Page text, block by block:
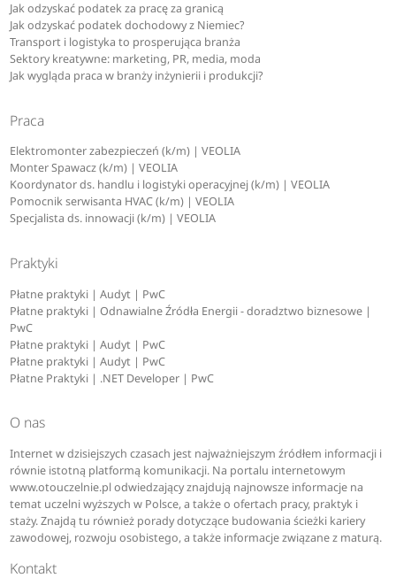
Jak odzyskać podatek za pracę za granicą
Jak odzyskać podatek dochodowy z Niemiec?
Transport i logistyka to prosperująca branża
Sektory kreatywne: marketing, PR, media, moda
Jak wygląda praca w branży inżynierii i produkcji?
Praca
Elektromonter zabezpieczeń (k/m) | VEOLIA
Monter Spawacz (k/m) | VEOLIA
Koordynator ds. handlu i logistyki operacyjnej (k/m) | VEOLIA
Pomocnik serwisanta HVAC (k/m) | VEOLIA
Specjalista ds. innowacji (k/m) | VEOLIA
Praktyki
Płatne praktyki | Audyt | PwC
Płatne praktyki | Odnawialne Źródła Energii - doradztwo biznesowe |
PwC
Płatne praktyki | Audyt | PwC
Płatne praktyki | Audyt | PwC
Płatne Praktyki | .NET Developer | PwC
O nas
Internet w dzisiejszych czasach jest najważniejszym źródłem informacji i
równie istotną platformą komunikacji. Na portalu internetowym
www.otouczelnie.pl odwiedzający znajdują najnowsze informacje na
temat uczelni wyższych w Polsce, a także o ofertach pracy, praktyk i
staży. Znajdą tu również porady dotyczące budowania ścieżki kariery
zawodowej, rozwoju osobistego, a także informacje związane z maturą.
Kontakt